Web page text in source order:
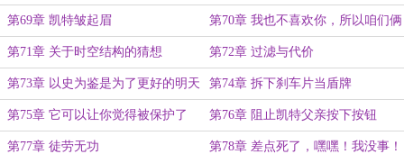
第69章 凯特皱起眉 第70章 我也不喜欢你，所以咱们俩
扯平了
第71章 关于时空结构的猜想 第72章 过滤与代价
第73章 以史为鉴是为了更好的明天 第74章 拆下刹车片当盾牌
第75章 它可以让你觉得被保护了 第76章 阻止凯特父亲按下按钮
第77章 徒劳无功 第78章 差点死了，嘿嘿！我没事！